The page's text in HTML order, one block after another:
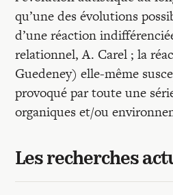
qu’une des évolutions
d’une réaction
relationnel, A. Carel ; la
Guedeney) elle-même
provoqué par toute une
organiques et/ou
Les recherches